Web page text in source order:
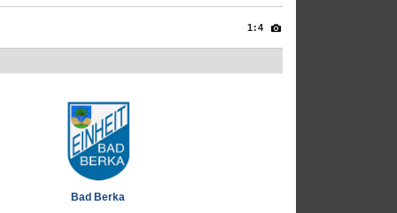
1:4
Bad Berka